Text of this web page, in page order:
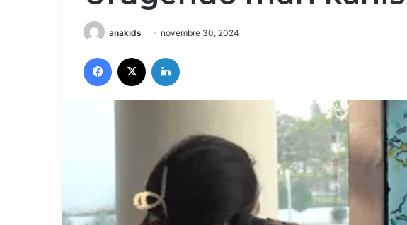
anakids novembre 30, 2024
Facebook